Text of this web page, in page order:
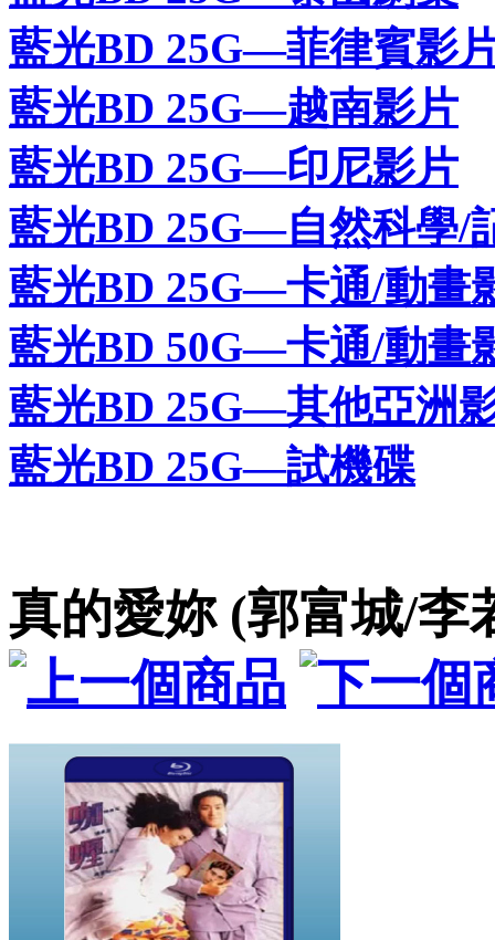
藍光BD 25G—菲律賓影
藍光BD 25G—越南影片
藍光BD 25G—印尼影片
藍光BD 25G—自然科學/
藍光BD 25G—卡通/動畫
藍光BD 50G—卡通/動畫
藍光BD 25G—其他亞洲
藍光BD 25G—試機碟
真的愛妳 (郭富城/李